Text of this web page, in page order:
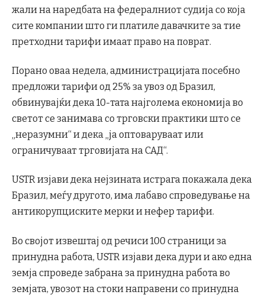
жали на наредбата на федералниот судија со која
сите компании што ги платиле давачките за тие
претходни тарифи имаат право на поврат.
Порано оваа недела, администрацијата посебно
предложи тарифи од 25% за увоз од Бразил,
обвинувајќи дека 10-тата најголема економија во
светот се занимава со трговски практики што се
„неразумни“ и дека „ја оптоваруваат или
ограничуваат трговијата на САД“.
USTR изјави дека нејзината истрага покажала дека
Бразил, меѓу другото, има лабаво спроведување на
антикорупциските мерки и нефер тарифи.
Во својот извештај од речиси 100 страници за
принудна работа, USTR изјави дека дури и ако една
земја спроведе забрана за принудна работа во
земјата, увозот на стоки направени со принудна